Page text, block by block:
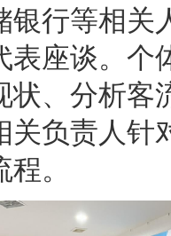
银行等相关
表座谈。个
状、分析客
关负责人针
。